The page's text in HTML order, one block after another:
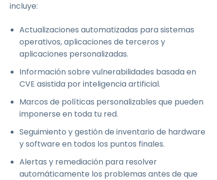
incluye:
Actualizaciones automatizadas para sistemas
operativos, aplicaciones de terceros y
aplicaciones personalizadas.
Información sobre vulnerabilidades basada en
CVE asistida por inteligencia artificial.
Marcos de políticas personalizables que pueden
imponerse en toda tu red.
Seguimiento y gestión de inventario de hardware
y software en todos los puntos finales.
Alertas y remediación para resolver
automáticamente los problemas antes de que